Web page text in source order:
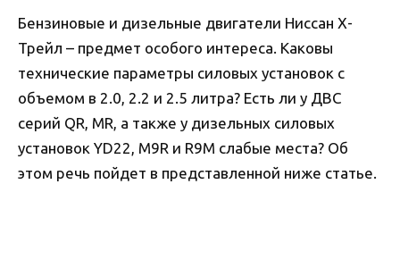
Бензиновые и дизельные двигатели Ниссан Х-
Трейл – предмет особого интереса. Каковы
технические параметры силовых установок с
объемом в 2.0, 2.2 и 2.5 литра? Есть ли у ДВС
серий QR, MR, а также у дизельных силовых
установок YD22, M9R и R9M слабые места? Об
этом речь пойдет в представленной ниже статье.